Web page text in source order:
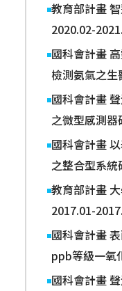
教育部計畫
2020.02-
國科會計畫
檢測氨氣之
國科會計畫
之微型感測
國科會計畫
之整合型系
教育部計畫
2017.01-
國科會計畫
ppb等級一氧
國科會計畫